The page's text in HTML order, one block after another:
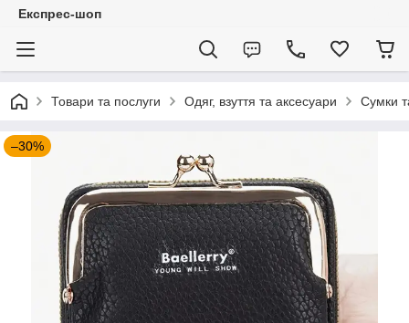
Експрес-шоп
Товари та послуги Одяг, взуття та аксесуари Сумки
–30%